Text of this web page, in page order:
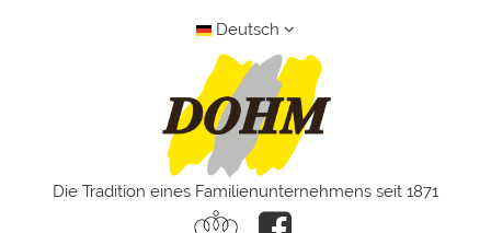
Deutsch
Die Tradition eines Familienunternehmens seit 1871